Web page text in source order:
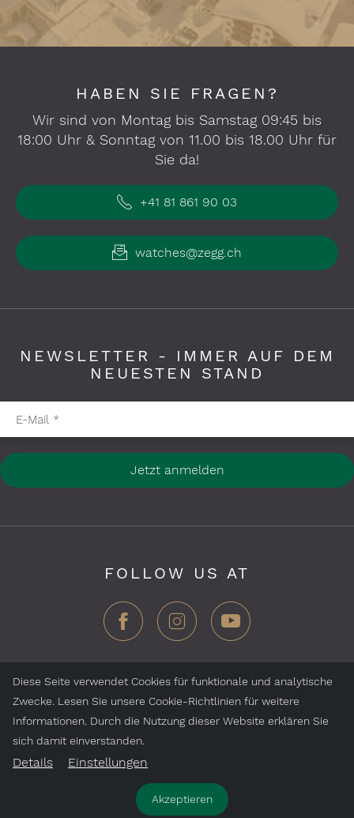
HABEN SIE FRAGEN?
Wir sind von Montag bis Samstag 09:45 bis
18:00 Uhr & Sonntag von 11.00 bis 18.00 Uhr für
Sie da!
+41 81 861 90 03
watches@zegg.ch
NEWSLETTER - IMMER AUF DEM
NEUESTEN STAND
Pflichtfelder bitte ausfüllen
E-Mail *
Jetzt anmelden
FOLLOW US AT
ZEGG Hotels & Stores AG, Samnaun Dorf, CH-7563
Samnaun, Schweiz
Jobs Impressum
Diese Seite verwendet Cookies für funktionale und analytische
Zwecke. Lesen Sie unsere Cookie-Richtlinien für weitere
Informationen. Durch die Nutzung dieser Website erklären Sie
sich damit einverstanden.
Details Einstellungen
Akzeptieren